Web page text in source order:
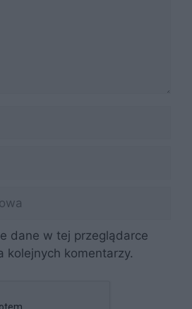
dane w tej przeglądarce
kolejnych komentarzy.